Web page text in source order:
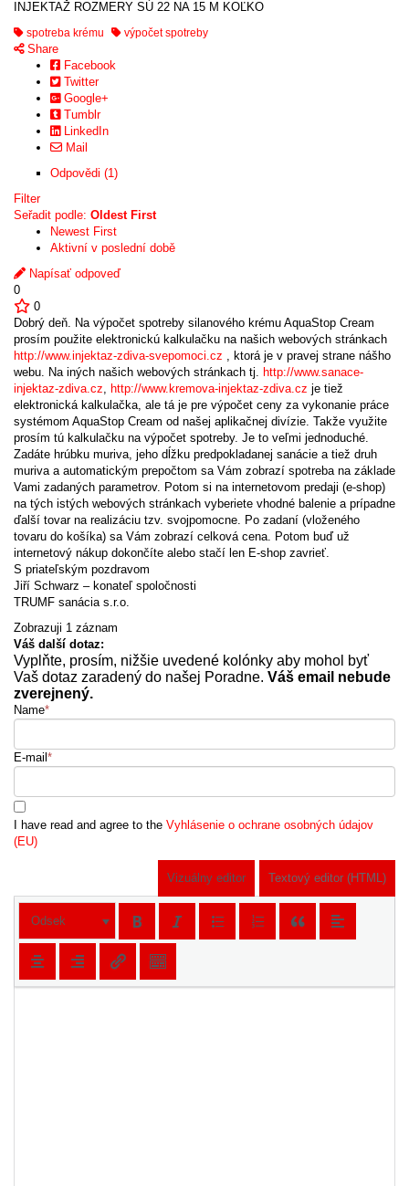
INJEKTAŽ ROZMERY SÚ 22 NA 15 M KOĽKO
spotreba krému výpočet spotreby
Share
Facebook
Twitter
Google+
Tumblr
LinkedIn
Mail
Odpovědi (1)
Filter
Seřadit podle: Oldest First
Newest First
Aktivní v poslední době
Napísať odpoveď
0
0
Dobrý deň. Na výpočet spotreby silanového krému AquaStop Cream
prosím použite elektronickú kalkulačku na našich webových stránkach
http://www.injektaz-zdiva-svepomoci.cz , ktorá je v pravej strane nášho
webu. Na iných našich webových stránkach tj. http://www.sanace-
injektaz-zdiva.cz, http://www.kremova-injektaz-zdiva.cz je tiež
elektronická kalkulačka, ale tá je pre výpočet ceny za vykonanie práce
systémom AquaStop Cream od našej aplikačnej divízie. Takže využite
prosím tú kalkulačku na výpočet spotreby. Je to veľmi jednoduché.
Zadáte hrúbku muriva, jeho dĺžku predpokladanej sanácie a tiež druh
muriva a automatickým prepočtom sa Vám zobrazí spotreba na základe
Vami zadaných parametrov. Potom si na internetovom predaji (e-shop)
na tých istých webových stránkach vyberiete vhodné balenie a prípadne
ďalší tovar na realizáciu tzv. svojpomocne. Po zadaní (vloženého
tovaru do košíka) sa Vám zobrazí celková cena. Potom buď už
internetový nákup dokončíte alebo stačí len E-shop zavrieť.
S priateľským pozdravom
Jiří Schwarz – konateľ spoločnosti
TRUMF sanácia s.r.o.
Zobrazuji 1 záznam
Váš další dotaz:
Vyplňte, prosím, nižšie uvedené kolónky aby mohol byť
Vaš dotaz zaradený do našej Poradne. Váš email nebude
zverejnený.
Name*
E-mail *
I have read and agree to the Vyhlásenie o ochrane osobných údajov
(EU)
Vizuálny editor Textový editor (HTML)
Odsek